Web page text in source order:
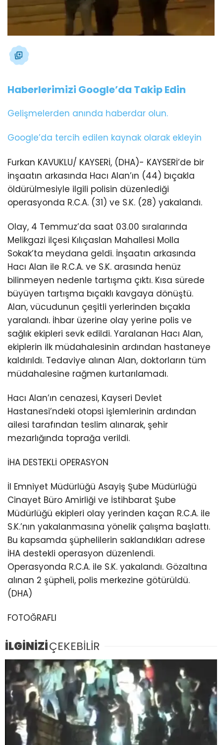
Haberlerimizi Google’da Takip Edin
Gelişmelerden anında haberdar olun.
Google’da tercih edilen kaynak olarak ekleyin
Furkan KAVUKLU/ KAYSERİ, (DHA)- KAYSERİ’de bir
inşaatın arkasında Hacı Alan’ın (44) bıçakla
öldürülmesiyle ilgili polisin düzenlediği
operasyonda R.C.A. (31) ve S.K. (28) yakalandı.
Olay, 4 Temmuz’da saat 03.00 sıralarında
Melikgazi ilçesi Kılıçaslan Mahallesi Molla
Sokak’ta meydana geldi. İnşaatın arkasında
Hacı Alan ile R.C.A. ve S.K. arasında henüz
bilinmeyen nedenle tartışma çıktı. Kısa sürede
büyüyen tartışma bıçaklı kavgaya dönüştü.
Alan, vücudunun çeşitli yerlerinden bıçakla
yaralandı. İhbar üzerine olay yerine polis ve
sağlık ekipleri sevk edildi. Yaralanan Hacı Alan,
ekiplerin ilk müdahalesinin ardından hastaneye
kaldırıldı. Tedaviye alınan Alan, doktorların tüm
müdahalesine rağmen kurtarılamadı.
Hacı Alan’ın cenazesi, Kayseri Devlet
Hastanesi’ndeki otopsi işlemlerinin ardından
ailesi tarafından teslim alınarak, şehir
mezarlığında toprağa verildi.
İHA DESTEKLİ OPERASYON
İl Emniyet Müdürlüğü Asayiş Şube Müdürlüğü
Cinayet Büro Amirliği ve İstihbarat Şube
Müdürlüğü ekipleri olay yerinden kaçan R.C.A. ile
S.K.’nın yakalanmasına yönelik çalışma başlattı.
Bu kapsamda şüphelilerin saklandıkları adrese
İHA destekli operasyon düzenlendi.
Operasyonda R.C.A. ile S.K. yakalandı. Gözaltına
alınan 2 şüpheli, polis merkezine götürüldü.
(DHA)
FOTOĞRAFLI
İLGİNİZİÇEKEBİLİR